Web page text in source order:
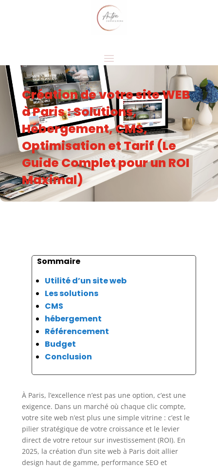
Création de votre site WEB
à Paris : Solutions,
Hébergement, CMS,
Optimisation et Tarif (Le
Guide Complet pour un ROI
Maximal)
Sommaire
Utilité d’un site web
Les solutions
CMS
hébergement
Référencement
Budget
Conclusion
À Paris, l’excellence n’est pas une option, c’est une
exigence. Dans un marché où chaque clic compte,
votre site web n’est plus une simple vitrine : c’est le
pilier stratégique de votre croissance et le levier
direct de votre retour sur investissement (ROI). En
2025, la création d’un site web à Paris doit allier
design haut de gamme, performance SEO et